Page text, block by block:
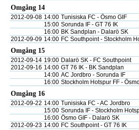
Omgång 14
2012-09-08 14:00 Tunisiska FC - Ösmo GIF
15:00 Sorunda IF - GT 76 IK
16:00 BK Sandplan - Dalarö SK
2012-09-09 14:00 FC Southpoint - Stockholm
Omgång 15
2012-09-14 19:00 Dalarö SK - FC Southpoint
2012-09-16 14:00 GT 76 IK - BK Sandplan
14:00 AC Jordbro - Sorunda IF
16:00 Stockholm Hotspur FF -
Omgång 16
2012-09-22 14:00 Tunisiska FC - AC Jordbro
15:00 Sorunda IF - Stockholm
16:00 Ösmo GIF - Dalarö SK
2012-09-23 14:00 FC Southpoint - GT 76 IK